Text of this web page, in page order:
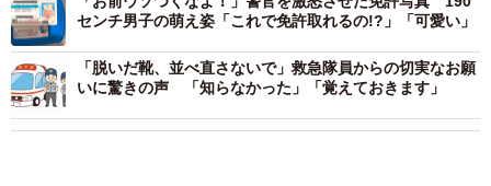
センチ男子の萌え姿「これで免許取れるの!?」「可愛い」
「脱いだ靴、並べ直さないで」救急隊員からの切実なお願
いに驚きの声 「知らなかった」「覚えておきます」